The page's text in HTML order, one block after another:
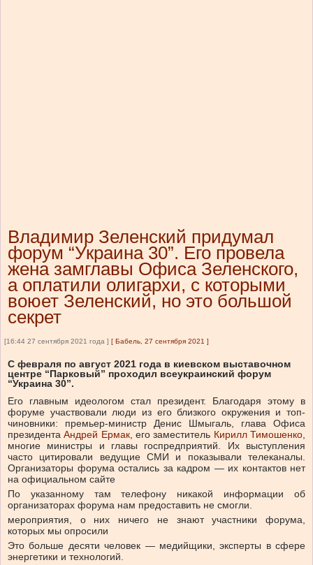
Владимир Зеленский придумал
форум “Украина 30”. Его провела
жена замглавы Офиса Зеленского,
а оплатили олигархи, с которыми
воюет Зеленский, но это большой
секрет
[16:44 27 сентября 2021 года ] [ Бабель, 27 сентября 2021 ]
С февраля по август 2021 года в киевском выставочном
центре “Парковый” проходил всеукраинский форум
“Украина 30”.
Его главным идеологом стал президент. Благодаря этому в
форуме участвовали люди из его близкого окружения и топ-
чиновники: премьер-министр Денис Шмыгаль, глава Офиса
президентаАндрей Ермак, его заместитель Кирилл Тимошенко,
многие министры и главы госпредприятий. Их выступления
часто цитировали ведущие СМИ и показывали телеканалы.
Организаторы форума остались за кадром — их контактов нет
на официальном сайте
По указанному там телефону никакой информации об
организаторах форума нам предоставить не смогли.
мероприятия, о них ничего не знают участники форума,
которых мы опросили
Это больше десяти человек — медийщики, эксперты в сфере
энергетики и технологий.